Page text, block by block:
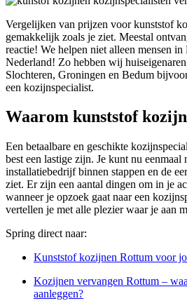
Vergelijken van prijzen voor kunststof
gemakkelijk zoals je ziet. Meestal
reactie! We helpen niet alleen mensen
Nederland! Zo hebben wij
Slochteren, Groningen en Bedum
een kozijnspecialist.
Waarom kunststof
Een betaalbare en geschikte
best een lastige zijn. Je kunt nu
installatiebedrijf binnen stappen en de
ziet. Er zijn een aantal dingen om in je
wanneer je opzoek gaat naar een
vertellen je met alle plezier waar je aan
Spring direct naar:
Kunststof kozijnen Rottum voor
Kozijnen vervangen Rottum –
aanleggen?